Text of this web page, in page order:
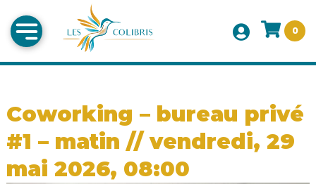
0
Coworking – bureau privé
#1 – matin // vendredi, 29
mai 2026, 08:00